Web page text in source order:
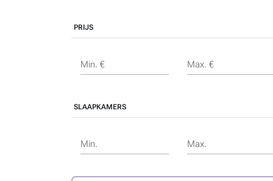
PRIJS
Min. € Max. €
SLAAPKAMERS
Min. Max.